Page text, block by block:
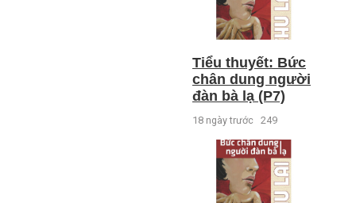
Tiểu thuyết: Bức
chân dung người
đàn bà lạ (P7)
18 ngày trước 249